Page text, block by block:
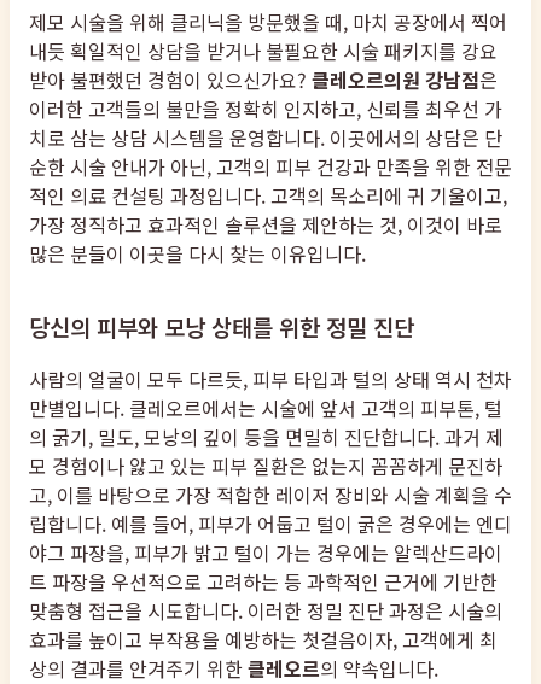
제모 시술을 위해 클리닉을 방문했을 때, 마치 공장에서 찍어
내듯 획일적인 상담을 받거나 불필요한 시술 패키지를 강요
받아 불편했던 경험이 있으신가요? 클레오르의원 강남점은
이러한 고객들의 불만을 정확히 인지하고, 신뢰를 최우선 가
치로 삼는 상담 시스템을 운영합니다. 이곳에서의 상담은 단
순한 시술 안내가 아닌, 고객의 피부 건강과 만족을 위한 전문
적인 의료 컨설팅 과정입니다. 고객의 목소리에 귀 기울이고,
가장 정직하고 효과적인 솔루션을 제안하는 것, 이것이 바로
많은 분들이 이곳을 다시 찾는 이유입니다.
당신의 피부와 모낭 상태를 위한 정밀 진단
사람의 얼굴이 모두 다르듯, 피부 타입과 털의 상태 역시 천차
만별입니다. 클레오르에서는 시술에 앞서 고객의 피부톤, 털
의 굵기, 밀도, 모낭의 깊이 등을 면밀히 진단합니다. 과거 제
모 경험이나 앓고 있는 피부 질환은 없는지 꼼꼼하게 문진하
고, 이를 바탕으로 가장 적합한 레이저 장비와 시술 계획을 수
립합니다. 예를 들어, 피부가 어둡고 털이 굵은 경우에는 엔디
야그 파장을, 피부가 밝고 털이 가는 경우에는 알렉산드라이
트 파장을 우선적으로 고려하는 등 과학적인 근거에 기반한
맞춤형 접근을 시도합니다. 이러한 정밀 진단 과정은 시술의
효과를 높이고 부작용을 예방하는 첫걸음이자, 고객에게 최
상의 결과를 안겨주기 위한클레오르의 약속입니다.